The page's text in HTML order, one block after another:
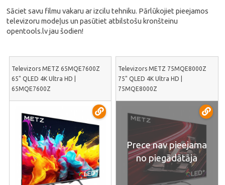
Sāciet savu filmu vakaru ar izcilu tehniku. Pārlūkojiet pieejamos
televizoru modeļus un pasūtiet atbilstošu kronšteinu
opentools.lv jau šodien!
Televizors METZ 65MQE7600Z
65" QLED 4K Ultra HD |
65MQE7600Z
Televizors METZ 75MQE8000Z
75" QLED 4K Ultra HD |
75MQE8000Z
Prece nav pieejama
no piegādātāja